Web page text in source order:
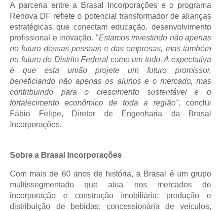
A parceria entre a Brasal Incorporações e o programa
Renova DF reflete o potencial transformador de alianças
estratégicas que conectam educação, desenvolvimento
profissional e inovação. "Estamos investindo não apenas
no futuro dessas pessoas e das empresas, mas também
no futuro do Distrito Federal como um todo. A expectativa
é que esta união projete um futuro promissor,
beneficiando não apenas os alunos e o mercado, mas
contribuindo para o crescimento sustentável e o
fortalecimento econômico de toda a região", conclui
Fábio Felipe, Diretor de Engenharia da Brasal
Incorporações.
Sobre a Brasal Incorporações
Com mais de 60 anos de história, a Brasal é um grupo
multissegmentado que atua nos mercados de
incorporação e construção imobiliária; produção e
distribuição de bebidas; concessionária de veículos,